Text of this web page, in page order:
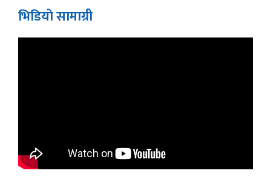
भिडियाे सामाग्री